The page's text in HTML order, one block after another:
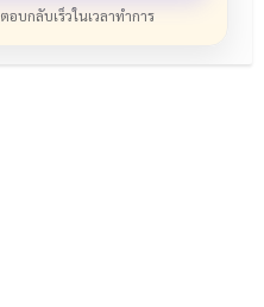
ตอบกลับเร็วในเวลาทำการ